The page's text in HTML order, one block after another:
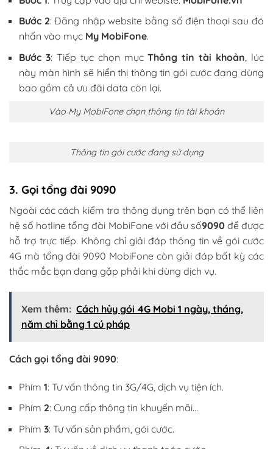
Bước 2: Đăng nhập website bằng số điện thoại sau đó
nhấn vào mục My MobiFone.
Bước 3: Tiếp tục chọn mụcThông tin tài khoản , lúc
này màn hình sẽ hiển thị thông tin gói cước đang dùng
bao gồm cả ưu đãi data còn lại.
Vào My MobiFone chọn thông tin tài khoản
Thông tin gói cước đang sử dụng
3. Gọi tổng đài 9090
Ngoài các cách kiểm tra thông dụng trên bạn có thể liên
hệ số hotline tổng đài MobiFone với đầu số9090để được
hỗ trợ trực tiếp. Không chỉ giải đáp thông tin về gói cước
4G mà tổng đài 9090 MobiFone còn giải đáp bất kỳ các
thắc mắc bạn đang gặp phải khi dùng dịch vụ.
Xem thêm: Cách hủy gói 4G Mobi 1 ngày, tháng,
năm chỉ bằng 1 cú pháp
Cách gọi tổng đài 9090:
Phím 1: Tư vấn thông tin 3G/4G, dịch vụ tiện ích.
Phím 2: Cung cấp thông tin khuyến mãi…
Phím 3: Tư vấn sản phẩm, gói cước.